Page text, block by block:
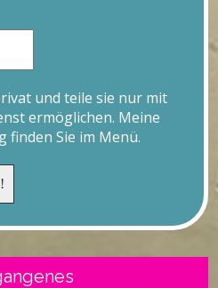
und teile sie nur mit
ermöglichen. Meine
finden Sie im Menü.